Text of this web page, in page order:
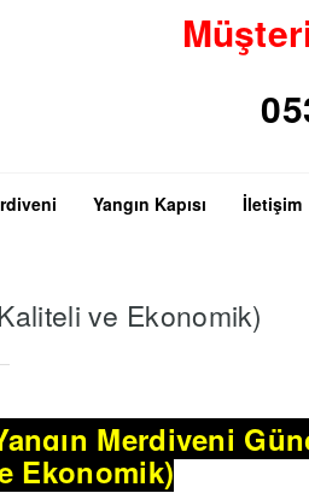
Yangın Kapısı İletişim
ve Ekonomik)
Merdiveni
Ekonomik)